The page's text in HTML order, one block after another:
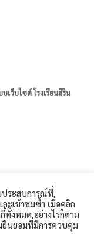
เว็บไซต์ โรงเรียนสิริน
นเมือง อำเภอเมือง
: 044-511-189
:
ประสบการณ์ที่
ะเข้าชมซ้ำ เมื่อคลิก
งหมด อย่างไรก็ตาม
ยินยอมที่มีการควบคุม